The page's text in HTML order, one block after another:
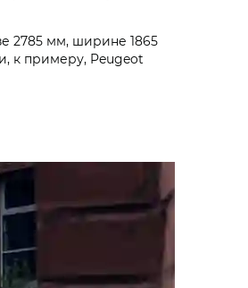
2785 мм, ширине 1865
к примеру, Peugeot